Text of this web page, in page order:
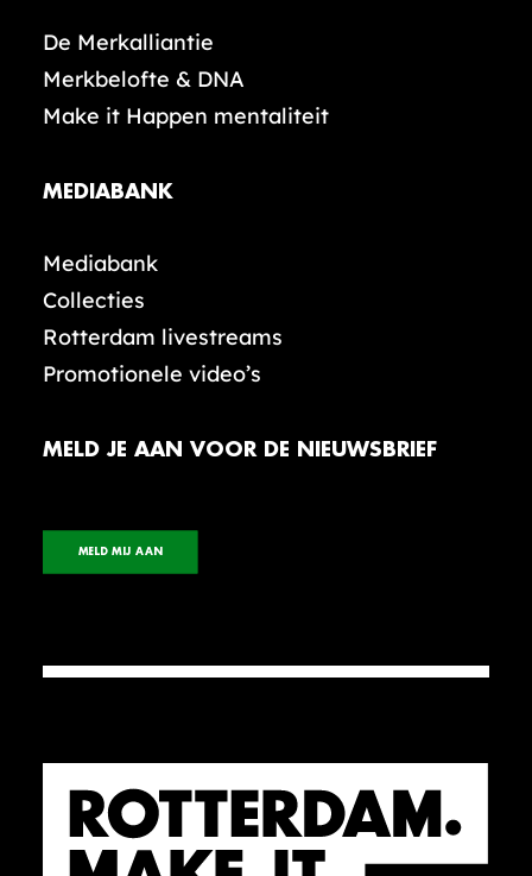
De Merkalliantie
Merkbelofte & DNA
Make it Happen mentaliteit
MEDIABANK
Mediabank
Collecties
Rotterdam livestreams
Promotionele video’s
MELD JE AAN VOOR DE NIEUWSBRIEF
MELD MIJ AAN